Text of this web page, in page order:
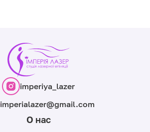
imperiya_lazer
imperialazer@gmail.com
О нас